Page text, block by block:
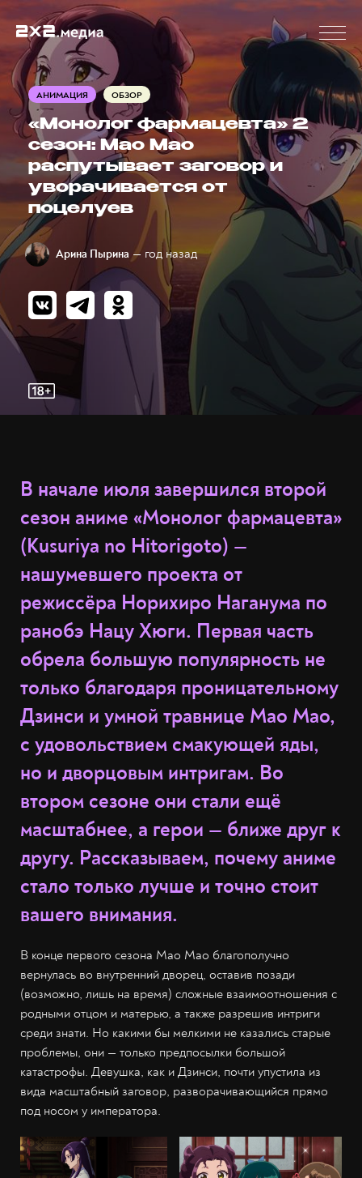
АНИМАЦИЯ ОБЗОР
«Монолог фармацевта» 2
сезон: Мао Мао
распутывает заговор и
уворачивается от
поцелуев
Арина Пырина — год назад
В начале июля завершился второй
сезон аниме «Монолог фармацевта»
(Kusuriya no Hitorigoto) —
нашумевшего проекта от
режиссёра Норихиро Наганума по
ранобэ Нацу Хюги. Первая часть
обрела большую популярность не
только благодаря проницательному
Дзинси и умной травнице Мао Мао,
с удовольствием смакующей яды,
но и дворцовым интригам. Во
втором сезоне они стали ещё
масштабнее, а герои — ближе друг к
другу. Рассказываем, почему аниме
стало только лучше и точно стоит
вашего внимания.
В конце первого сезона Мао Мао благополучно
вернулась во внутренний дворец, оставив позади
(возможно, лишь на время) сложные взаимоотношения с
родными отцом и матерью, а также разрешив интриги
среди знати. Но какими бы мелкими не казались старые
проблемы, они — только предпосылки большой
катастрофы. Девушка, как и Дзинси, почти упустила из
вида масштабный заговор, разворачивающийся прямо
под носом у императора.